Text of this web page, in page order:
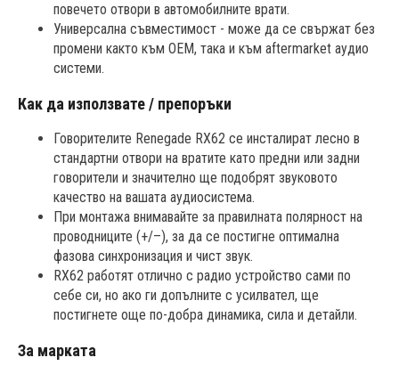
повечето отвори в автомобилните врати.
Универсална съвместимост - може да се свържат без
промени както към OEM, така и към aftermarket аудио
системи.
Как да използвате / препоръки
Говорителите Renegade RX62 се инсталират лесно в
стандартни отвори на вратите като предни или задни
говорители и значително ще подобрят звуковото
качество на вашата аудиосистема.
При монтажа внимавайте за правилната полярност на
проводниците (+/–), за да се постигне оптимална
фазова синхронизация и чист звук.
RX62 работят отлично с радио устройство сами по
себе си, но ако ги допълните с усилвател, ще
постигнете още по-добра динамика, сила и детайли.
За марката